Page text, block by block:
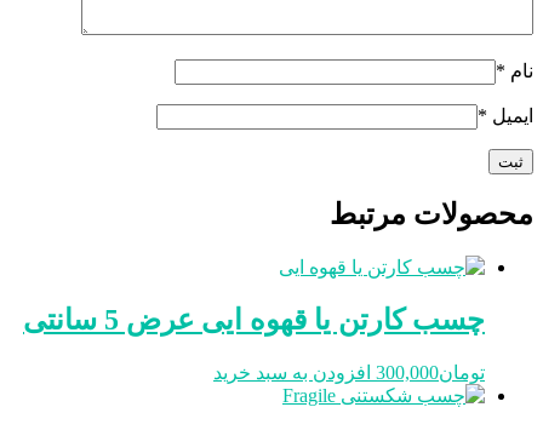
نام *
ایمیل *
محصولات مرتبط
چسب کارتن یا قهوه ایی عرض 5 سانتی
تومان300,000 افزودن به سبد خرید